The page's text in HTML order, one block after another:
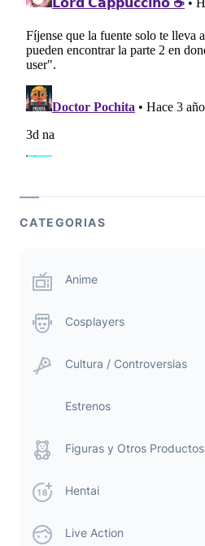
CATEGORIAS
Anime
Cosplayers
Cultura / Controversias
Estrenos
Figuras y Otros Productos
Hentai
Live Action